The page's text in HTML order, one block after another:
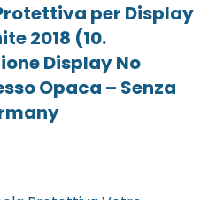
per Display
2018 (10.
Display No
Opaca – Senza